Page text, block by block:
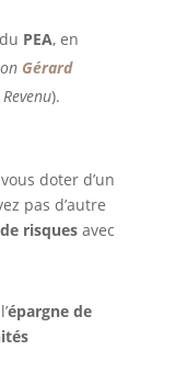
PEA, en
Gérard
).
doter d’un
pas d’autre
risquesavec
épargne de